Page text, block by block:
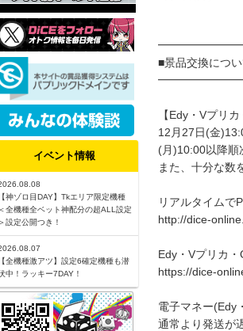
■景品交換につ
【Edy・Vプリ
12月27日(金
(月)10:00以降順
また、十分な数
リアルタイムで
http://dice-
Edy・Vプリカ
https://dice-
電子マネー(Edy
通常より発送が
イベント情報
【神ゾロ目DAY】Tkエリア限定機種
＜全機種全ベット神配分の超ALL設定
＞設定公開つき！
【全機種激アツ】設定6確定機種も潜
中！ラッキー7DAY！